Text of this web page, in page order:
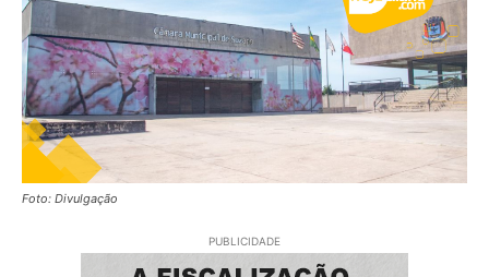
Foto: Divulgação
PUBLICIDADE